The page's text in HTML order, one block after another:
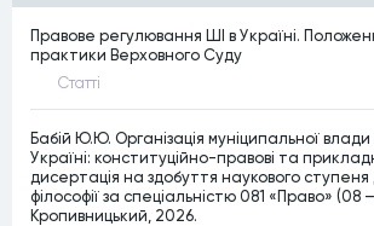
Правове регулювання ШІ в Україні.
практики Верховного Суду
Статтi
Бабій Ю.Ю. Організація муніципальної влади
Україні: конституційно-правові та
дисертація на здобуття наукового
філософії за спеціальністю 081 «Право» (08
Кропивницький, 2026.